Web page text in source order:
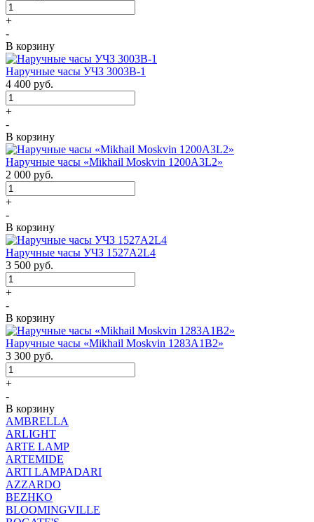
+
-
В корзину
Наручные часы УЧЗ 3003B-1
4 400 руб.
+
-
В корзину
Наручные часы «Mikhail Moskvin 1200A3L2»
2 000 руб.
+
-
В корзину
Наручные часы УЧЗ 1527A2L4
3 500 руб.
+
-
В корзину
Наручные часы «Mikhail Moskvin 1283A1B2»
3 300 руб.
+
-
В корзину
AMBRELLA
ARLIGHT
ARTE LAMP
ARTEMIDE
ARTI LAMPADARI
AZZARDO
BEZHKO
BLOOMINGVILLE